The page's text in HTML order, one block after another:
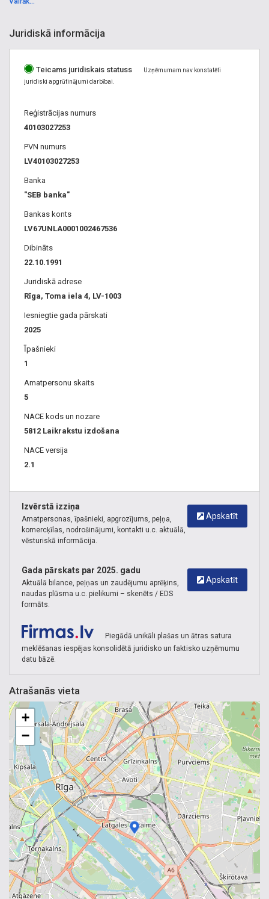
reklāma, ziņu portāli, abonēšana, pasūtīt avīzes, pasūtīt
Abonēšana Maskavas forštate
Maskavas forštate,Reklāma Maskavas forštate
Juridiskā informācija
Teicams juridiskais statuss
Uzņēmumam nav konstatēti
juridiski apgrūtinājumi darbībai.
Reģistrācijas numurs
40103027253
PVN numurs
LV40103027253
Banka
"SEB banka"
Bankas konts
LV67UNLA0001002467536
Dibināts
22.10.1991
Juridiskā adrese
Rīga, Toma iela 4, LV-1003
Iesniegtie gada pārskati
2025
Īpašnieki
1
Amatpersonu skaits
5
NACE kods un nozare
5812 Laikrakstu izdošana
NACE versija
2.1
Apskatīt
Izvērstā izziņa
Amatpersonas, īpašnieki, apgrozījums, peļņa,
komercķīlas, nodrošinājumi, kontakti u.c. aktuālā,
vēsturiskā informācija.
Apskatīt
Gada pārskats par 2025. gadu
Aktuālā bilance, peļņas un zaudējumu aprēķins,
naudas plūsma u.c. pielikumi – skenēts / EDS
formāts.
Piegādā unikāli plašas un ātras satura
meklēšanas iespējas konsolidētā juridisko un faktisko uzņēmumu
datu bāzē.
Atrašanās vieta
+
−